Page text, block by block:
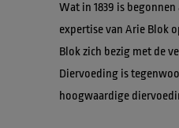
Wat in 1839 is
expertise van Arie Blok
Blok zich bezig met de
Diervoeding is